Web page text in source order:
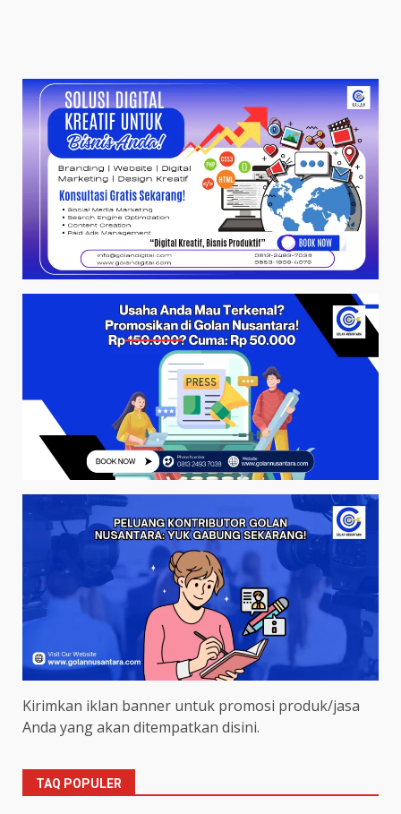
Kirimkan iklan banner untuk promosi produk/jasa
Anda yang akan ditempatkan disini.
TAQ POPULER